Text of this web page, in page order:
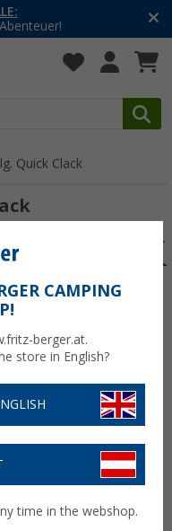
Quick Clack
CAMPING
berger.at.
store in English?
time in the webshop.